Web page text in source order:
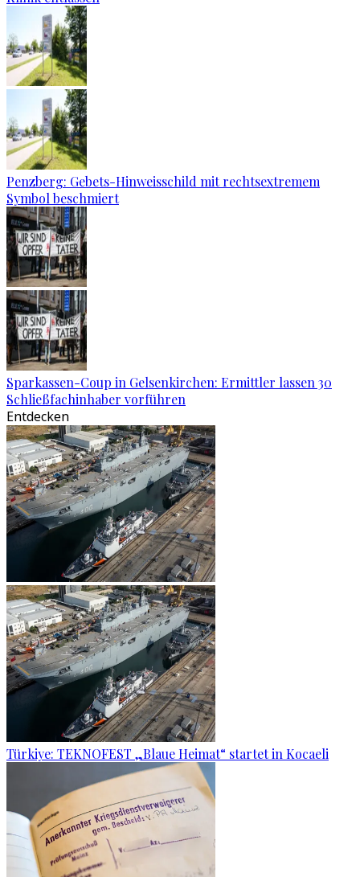
Penzberg: Gebets-Hinweisschild mit rechtsextremem
Symbol beschmiert
Sparkassen-Coup in Gelsenkirchen: Ermittler lassen 30
Schließfachinhaber vorführen
Entdecken
Türkiye: TEKNOFEST „Blaue Heimat“ startet in Kocaeli